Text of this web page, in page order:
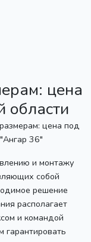
цена
области
и монтажу
собой
решение
располагает
и командой
гарантировать